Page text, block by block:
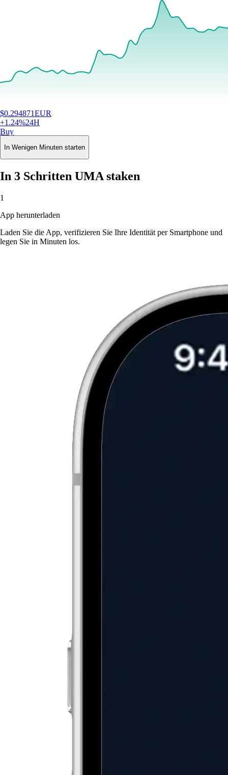
$0.294871EUR
+1.24%24H
Buy
In Wenigen Minuten starten
In 3 Schritten UMA staken
1
App herunterladen
Laden Sie die App, verifizieren Sie Ihre Identität per Smartphone und
legen Sie in Minuten los.